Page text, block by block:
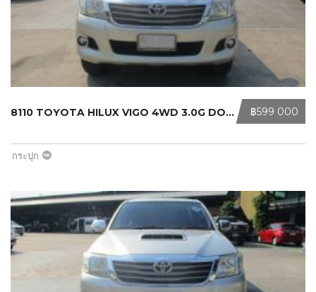
‎฿599 000
8110 TOYOTA HILUX VIGO 4WD 3.0G DOU ...
กระปุก